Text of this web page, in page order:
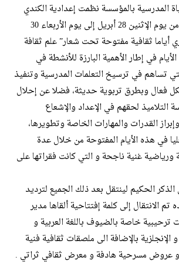
المدرسية بالمؤسسة نظمت إعدادية الكندي
بالعيون سيدي ملوك من يوم الإثنين 28 أبريل إلى يوم الأربعاء 30
أياما ثقافية مفتوحة تحت شعار” علم ثقافة
في إطار الأهمية البارزة للأنشطة في
تساهم في ترسيخ التعلمات المدرسية وتنفيذ
فعال وبطرق تربوية حديثة، فضلا عن إحلال
لحقهم في الإعداد والإشعاع
القدرات والمهارات الخاصة وتطويرها،
في هذه الأيام المفتوحة من خلال عدة
ورياضية غنية ناجحة و التي كانت فقراتها على
الحكيم لينتقل بعد ذلك الجميع لترديد
الانتقال إلى كلمة إفتتاحية ألقاها مدير
ترحيبية خاصة بالضيوف باللغة العربية و
الإنجلزية بالإضافة الى ملصقات ثقافية فنية
و عروض مسرحية هادفة و معرض ثقافي ثراتي .